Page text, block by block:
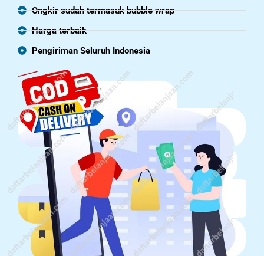
Ongkir sudah termasuk bubble wrap
Harga terbaik
Pengiriman Seluruh Indonesia